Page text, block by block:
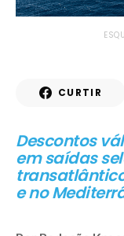
CURTIR
Descontos
em saídas
e no